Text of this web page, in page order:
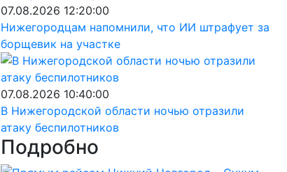
07.08.2026 12:20:00
Нижегородцам напомнили, что ИИ штрафует за
борщевик на участке
07.08.2026 10:40:00
В Нижегородской области ночью отразили
атаку беспилотников
Подробно